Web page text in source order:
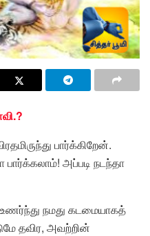
பார்க்கிறேன்.
அப்படி நடந்தா
நமது கடமையாகத்
தவிர, அவற்றின்